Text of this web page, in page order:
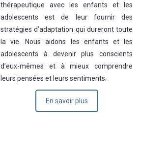
thérapeutique avec les enfants et les
adolescents est de leur fournir des
stratégies d’adaptation qui dureront toute
la vie. Nous aidons les enfants et les
adolescents à devenir plus conscients
d’eux-mêmes et à mieux comprendre
leurs pensées et leurs sentiments.
En savoir plus